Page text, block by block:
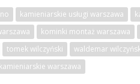
kamieniarskie usługi warszawa
kominki montaż warszawa
tomek wilczyński waldemar
warszawa